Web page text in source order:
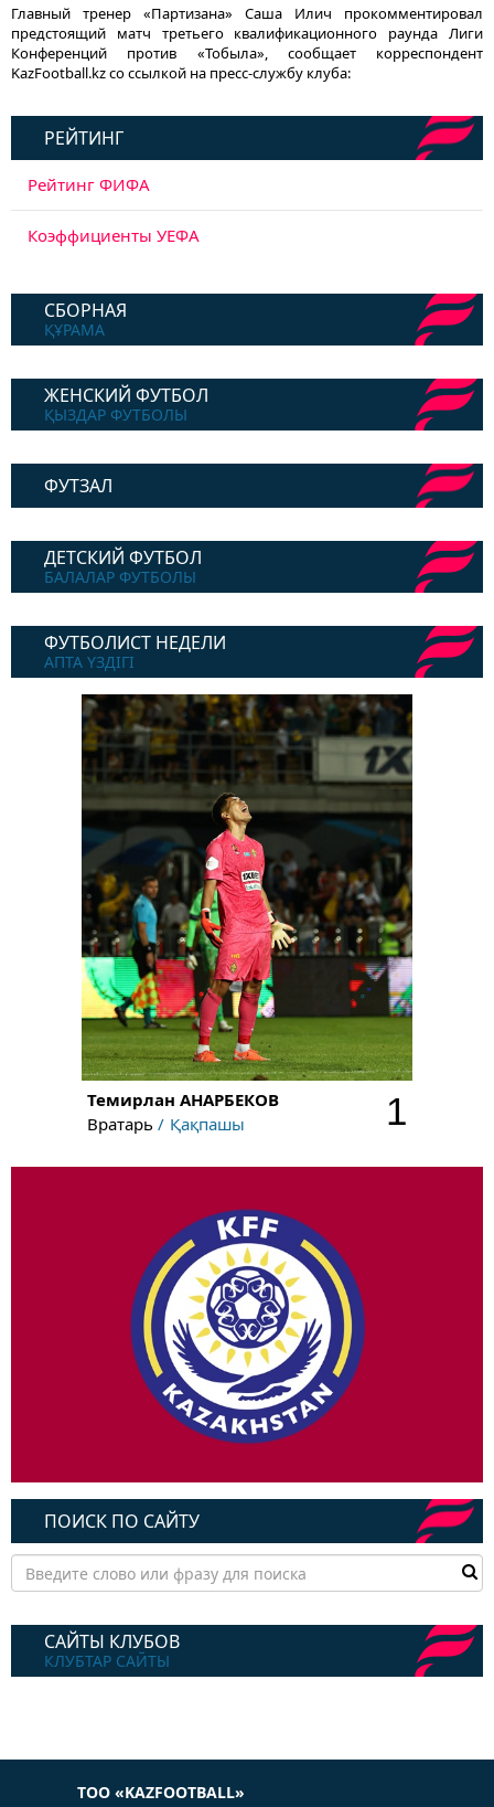
Главный тренер «Партизана» Саша Илич прокомментировал
предстоящий матч третьего квалификационного раунда Лиги
Конференций против «Тобыла», сообщает корреспондент
KazFootball.kz со ссылкой на пресс-службу клуба:
РЕЙТИНГ
Рейтинг ФИФА
Коэффициенты УЕФА
СБОРНАЯ
ҚҰРАМА
ЖЕНСКИЙ ФУТБОЛ
ҚЫЗДАР ФУТБОЛЫ
ФУТЗАЛ
ДЕТСКИЙ ФУТБОЛ
БАЛАЛАР ФУТБОЛЫ
ФУТБОЛИСТ НЕДЕЛИ
АПТА ҮЗДІГІ
Темирлан АНАРБЕКОВ
Вратарь
Қақпашы 1
ПОИСК ПО САЙТУ
САЙТЫ КЛУБОВ
КЛУБТАР САЙТЫ
ТОО «KAZFOOTBALL»